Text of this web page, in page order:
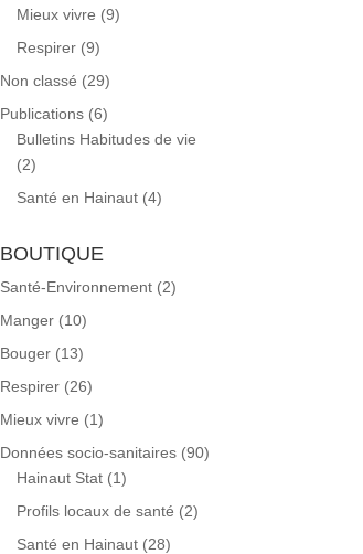
Mieux vivre (9)
Respirer (9)
Non classé (29)
Publications (6)
Bulletins Habitudes de vie
(2)
Santé en Hainaut (4)
BOUTIQUE
Santé-Environnement (2)
Manger (10)
Bouger (13)
Respirer (26)
Mieux vivre (1)
Données socio-sanitaires (90)
Hainaut Stat (1)
Profils locaux de santé (2)
Santé en Hainaut (28)